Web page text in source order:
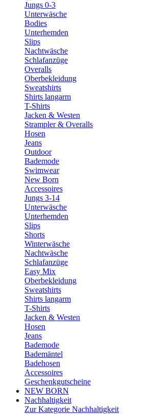
Jungs 0-3
Unterwäsche
Bodies
Unterhemden
Slips
Nachtwäsche
Schlafanzüge
Overalls
Oberbekleidung
Sweatshirts
Shirts langarm
T-Shirts
Jacken & Westen
Strampler & Overalls
Hosen
Jeans
Outdoor
Bademode
Swimwear
New Born
Accessoires
Jungs 3-14
Unterwäsche
Unterhemden
Slips
Shorts
Winterwäsche
Nachtwäsche
Schlafanzüge
Easy Mix
Oberbekleidung
Sweatshirts
Shirts langarm
T-Shirts
Jacken & Westen
Hosen
Jeans
Bademode
Bademäntel
Badehosen
Accessoires
Geschenkgutscheine
NEW BORN
Nachhaltigkeit
Zur Kategorie Nachhaltigkeit